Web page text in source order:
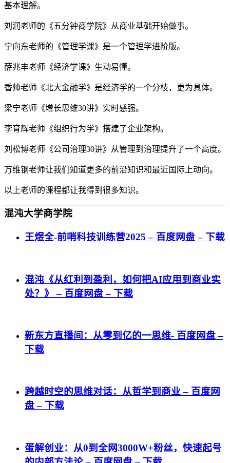
基本理解。
刘润老师的《五分钟商学院》从商业基础开始做事。
宁向东老师的《管理学课》是一个管理学进阶版。
薛兆丰老师《经济学课》生动易懂。
香帅老师《北大金融学》是经济学的一个分枝，更为具体。
梁宁老师《增长思维30讲》实时感强。
李育辉老师《组织行为学》搭建了企业架构。
刘松博老师《公司治理30讲》从管理到治理提升了一个高度。
万维钢老师让我们知道更多的前沿知识和最近国际上动向。
以上老师的课程都让我得到很多知识。
混沌大学商学院
王煜全-前哨科技训练营2025 – 百度网盘 – 下载
混沌《从红利到盈利，如何把AI应用到商业实
处？》 – 百度网盘 – 下载
新东方直播间：从零到亿的一思维- 百度网盘 –
下载
跨越时空的思维对话：从哲学到商业 – 百度网
盘 – 下载
蛋解创业：从0到全网3000W+粉丝，快速起号